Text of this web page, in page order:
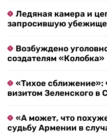
Ледяная камера и
запросившую
Возбуждено
создателям «Колобка»
«Тихое сближение»:
визитом Зеленского в
«А может, что
судьбу Армении в